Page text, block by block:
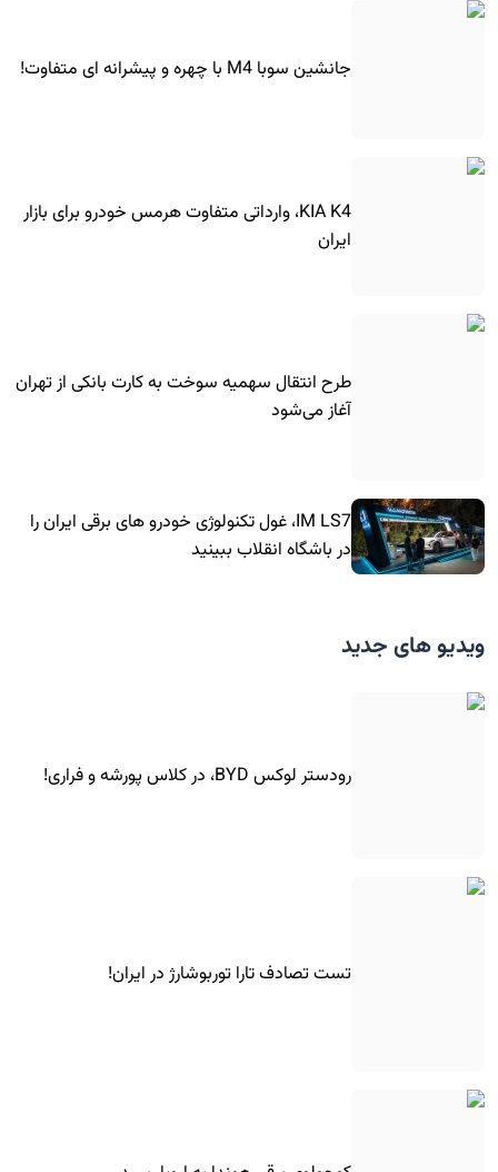
جانشین سوبا M4 با چهره و پیشرانه ای متفاوت!
KIA K4، وارداتی متفاوت هرمس خودرو برای بازار
ایران
طرح انتقال سهمیه سوخت به کارت بانکی از تهران
آغاز می‌شود
IM LS7، غول تکنولوژی خودرو های برقی ایران را
در باشگاه انقلاب ببینید
ویدیو های جدید
رودستر لوکس BYD، در کلاس پورشه و فراری!
تست تصادف تارا توربوشارژ در ایران!